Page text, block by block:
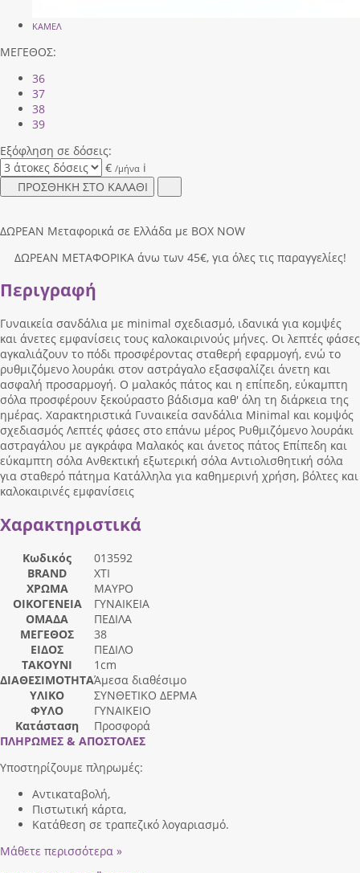
ΚΑΜΕΛ
ΜΕΓΕΘΟΣ:
36
37
38
39
Εξόφληση σε δόσεις:
€ /μήνα i
ΠΡΟΣΘΗΚΗ ΣΤΟ ΚΑΛΑΘΙ
ΔΩΡΕΑΝ Μεταφορικά σε Ελλάδα με BOX NOW
ΔΩΡΕΑΝ ΜΕΤΑΦΟΡΙΚΑ άνω των 45€, για όλες τις παραγγελίες!
Περιγραφή
Γυναικεία σανδάλια με minimal σχεδιασμό, ιδανικά για κομψές
και άνετες εμφανίσεις τους καλοκαιρινούς μήνες. Οι λεπτές φάσες
αγκαλιάζουν το πόδι προσφέροντας σταθερή εφαρμογή, ενώ το
ρυθμιζόμενο λουράκι στον αστράγαλο εξασφαλίζει άνετη και
ασφαλή προσαρμογή. Ο μαλακός πάτος και η επίπεδη, εύκαμπτη
σόλα προσφέρουν ξεκούραστο βάδισμα καθ' όλη τη διάρκεια της
ημέρας. Χαρακτηριστικά Γυναικεία σανδάλια Minimal και κομψός
σχεδιασμός Λεπτές φάσες στο επάνω μέρος Ρυθμιζόμενο λουράκι
αστραγάλου με αγκράφα Μαλακός και άνετος πάτος Επίπεδη και
εύκαμπτη σόλα Ανθεκτική εξωτερική σόλα Αντιολισθητική σόλα
για σταθερό πάτημα Κατάλληλα για καθημερινή χρήση, βόλτες και
καλοκαιρινές εμφανίσεις
Χαρακτηριστικά
Κωδικός
013592
BRAND
XTI
ΧΡΩΜΑ
ΜΑΥΡΟ
ΟΙΚΟΓΕΝΕΙΑ
ΓΥΝΑΙΚΕΙΑ
ΟΜΑΔΑ
ΠΕΔΙΛΑ
ΜΕΓΕΘΟΣ
38
ΕΙΔΟΣ
ΠΕΔΙΛΟ
ΤΑΚΟΥΝΙ
1cm
ΔΙΑΘΕΣΙΜΟΤΗΤΑΆμεσα διαθέσιμο
ΥΛΙΚΟ
ΣΥΝΘΕΤΙΚΟ ΔΕΡΜΑ
ΦΥΛΟ
ΓΥΝΑΙΚΕΙΟ
Κατάσταση
Προσφορά
ΠΛΗΡΩΜΕΣ & ΑΠΟΣΤΟΛΕΣ
Υποστηρίζουμε πληρωμές:
Αντικαταβολή,
Πιστωτική κάρτα,
Κατάθεση σε τραπεζικό λογαριασμό.
Μάθετε περισσότερα »